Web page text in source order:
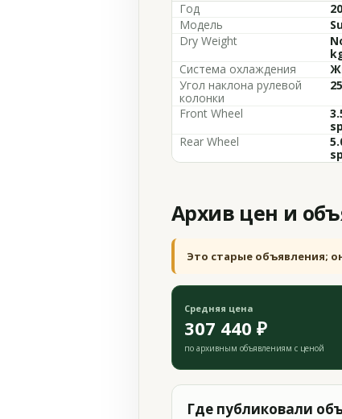
Год
Модель
Dry Weight
Система охлаждения
Угол наклона рулевой
колонки
Front Wheel
Rear Wheel
Архив цен и
Это старые объявления;
Средняя цена
307 440 ₽
по архивным объявлениям с ценой
Где публиковали